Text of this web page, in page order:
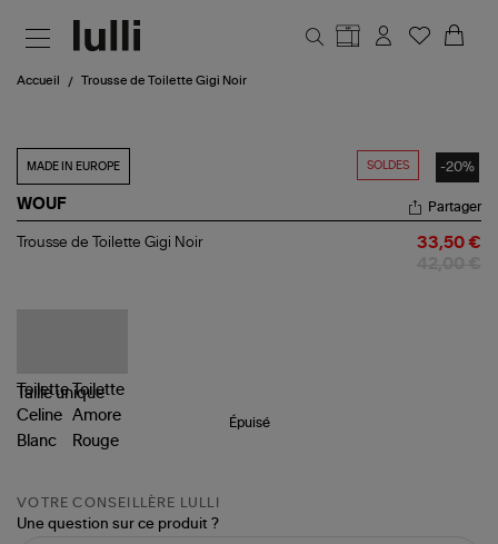
Accueil Trousse de Toilette Gigi Noir
SOLDES -20%
MADE IN EUROPE
WOUF
Trousse
Partager
Trousse de Toilette Gigi Noir 33,50 €
Tailleunique
Épuisé
VOTRE CONSEILLÈRE LULLI
Une question sur ce produit ?